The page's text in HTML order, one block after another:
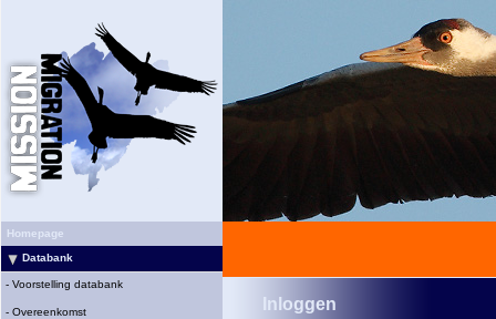
Homepage
Databank
- Voorstelling databank
- Overeenkomst Inloggen